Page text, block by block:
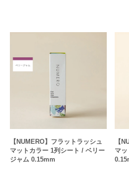
【NUMERO】フラットラッシュ
マットカラー 1列シート / ベリー
ジャム 0.15mm
【
マ